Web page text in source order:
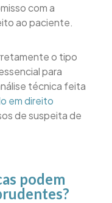
com a
ao paciente.
o tipo
para
técnica feita
em direito
de suspeita de
podem